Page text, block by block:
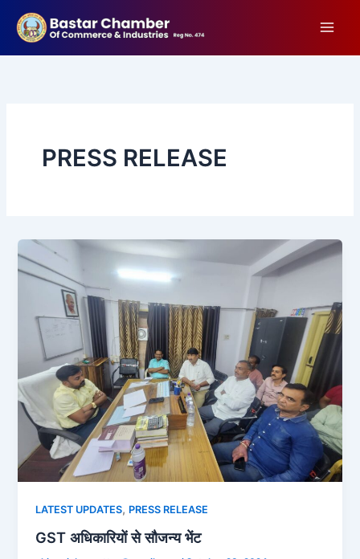
content
PRESS RELEASE
LATEST UPDATES, PRESS RELEASE
GST अधिकारियों से सौजन्य भेंट